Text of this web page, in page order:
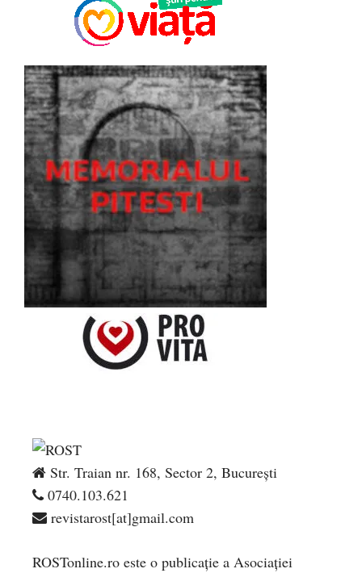
Str. Traian nr. 168, Sector 2, București
0740.103.621
revistarost[at]gmail.com
ROSTonline.ro este o publicaţie a Asociaţiei